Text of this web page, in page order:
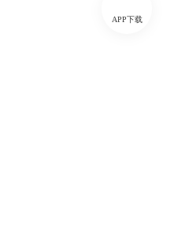
APP下载